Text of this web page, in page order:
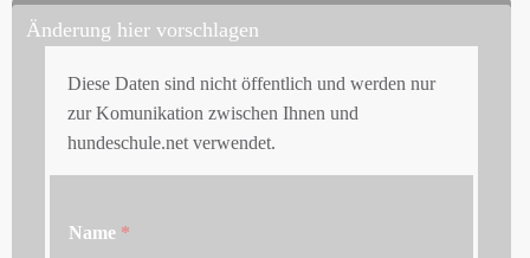
Änderung hier vorschlagen
Diese Daten sind nicht öffentlich und werden nur
zur Komunikation zwischen Ihnen und
hundeschule.net verwendet.
Name *